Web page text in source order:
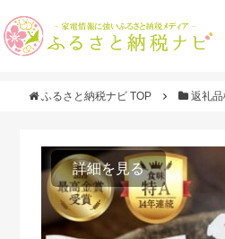
ふるさと納税ナビ TOP 返礼品
詳細を見る